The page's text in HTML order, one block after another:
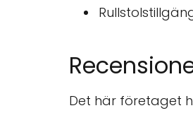
Det här företaget